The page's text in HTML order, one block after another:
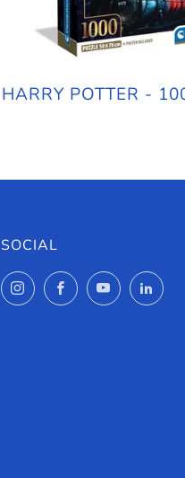
HARRY POTTER -
SOCIAL
InstagramFacebookYouTube